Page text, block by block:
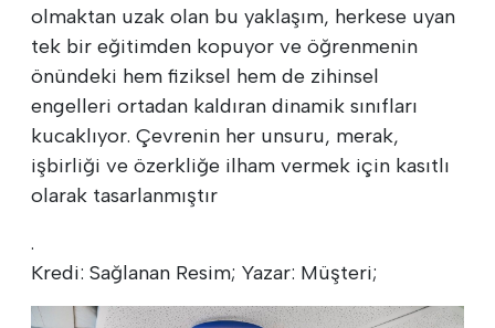
olmaktan uzak olan bu yaklaşım, herkese uyan
tek bir eğitimden kopuyor ve öğrenmenin
önündeki hem fiziksel hem de zihinsel
engelleri ortadan kaldıran dinamik sınıfları
kucaklıyor. Çevrenin her unsuru, merak,
işbirliği ve özerkliğe ilham vermek için kasıtlı
olarak tasarlanmıştır
.
Kredi: Sağlanan Resim; Yazar: Müşteri;